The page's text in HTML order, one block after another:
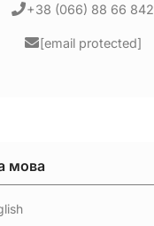
+38 (066) 88 66 842
[email protected]
мова